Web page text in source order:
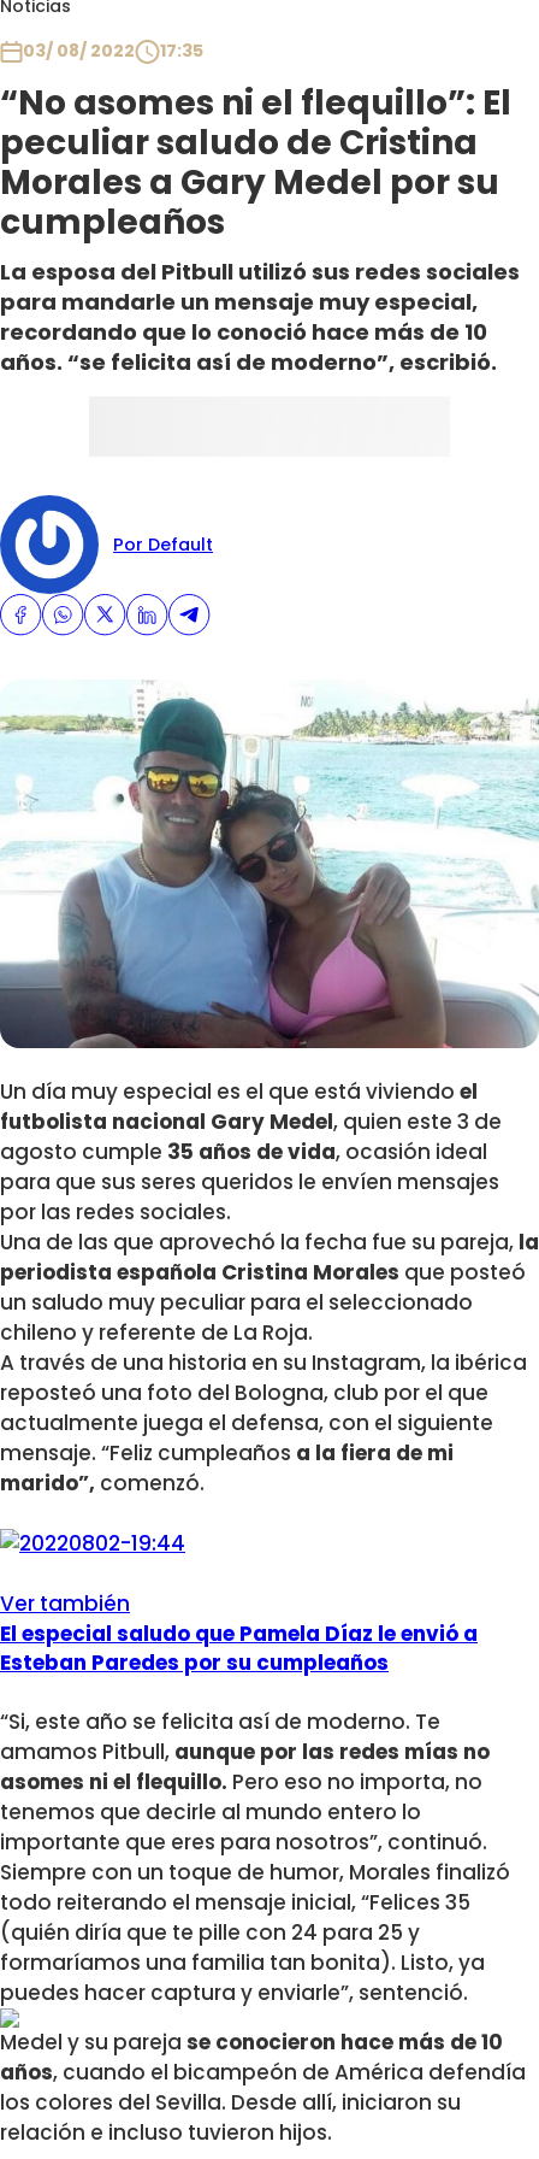
Noticias
03/ 08/ 2022
17:35
“No asomes ni el flequillo”: El
peculiar saludo de Cristina
Morales a Gary Medel por su
cumpleaños
La esposa del Pitbull utilizó sus redes sociales
para mandarle un mensaje muy especial,
recordando que lo conoció hace más de 10
años. “se felicita así de moderno”, escribió.
Por Default
Un día muy especial es el que está viviendo el
futbolista nacional Gary Medel, quien este 3 de
agosto cumple 35 años de vida, ocasión ideal
para que sus seres queridos le envíen mensajes
por las redes sociales.
Una de las que aprovechó la fecha fue su pareja, la
periodista española Cristina Morales que posteó
un saludo muy peculiar para el seleccionado
chileno y referente de La Roja.
A través de una historia en su Instagram, la ibérica
reposteó una foto del Bologna, club por el que
actualmente juega el defensa, con el siguiente
mensaje. “Feliz cumpleaños a la fiera de mi
marido”, comenzó.
Ver también
El especial saludo que Pamela Díaz le envió a
Esteban Paredes por su cumpleaños
“Si, este año se felicita así de moderno. Te
amamos Pitbull, aunque por las redes mías no
asomes ni el flequillo. Pero eso no importa, no
tenemos que decirle al mundo entero lo
importante que eres para nosotros”, continuó.
Siempre con un toque de humor, Morales finalizó
todo reiterando el mensaje inicial, “Felices 35
(quién diría que te pille con 24 para 25 y
formaríamos una familia tan bonita). Listo, ya
puedes hacer captura y enviarle”, sentenció.
Medel y su pareja se conocieron hace más de 10
años, cuando el bicampeón de América defendía
los colores del Sevilla. Desde allí, iniciaron su
relación e incluso tuvieron hijos.
Club De La Comedia
Contigo en Directo
El Tiempo
Sabingo
Todos Los Programas